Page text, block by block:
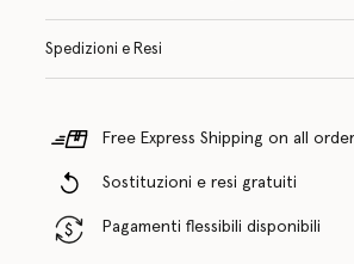
Spedizioni e Resi
Free Express Shipping on all
Sostituzioni e resi gratuiti
Pagamenti flessibili disponibili